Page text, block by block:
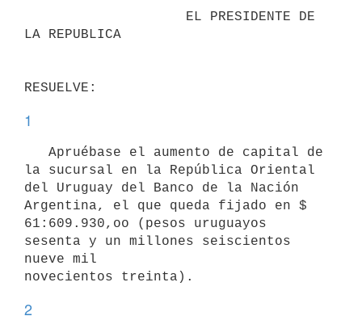
LA REPUBLICA
1
la sucursal en la República Oriental
del Uruguay del Banco de la Nación
Argentina, el que queda fijado en $
61:609.930,oo (pesos uruguayos
sesenta y un millones seiscientos
nueve mil
2